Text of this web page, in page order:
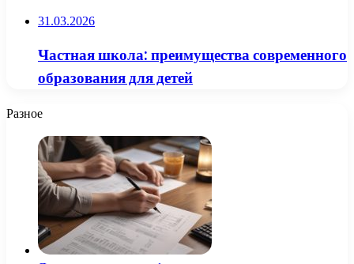
31.03.2026
Частная школа: преимущества современного
образования для детей
Разное